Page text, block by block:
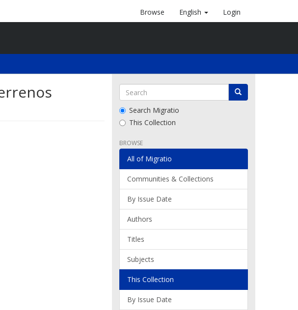
Browse English Login
Search Migratio
This Collection
BROWSE
All of Migratio
Communities & Collections
By Issue Date
Authors
Titles
Subjects
This Collection
By Issue Date